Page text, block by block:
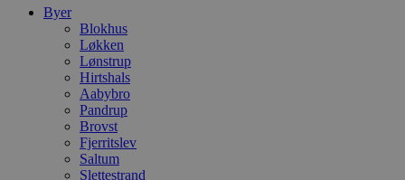
Byer
Blokhus
Løkken
Lønstrup
Hirtshals
Aabybro
Pandrup
Brovst
Fjerritslev
Saltum
Slettestrand